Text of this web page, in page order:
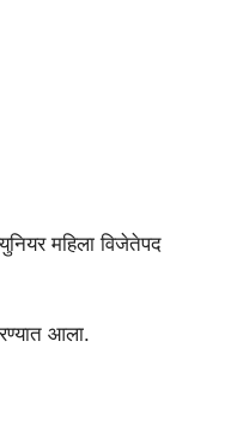
महिला विजेतेपद
आला.